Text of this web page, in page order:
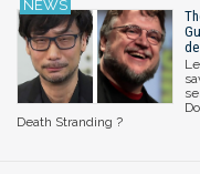
Death Stranding ?